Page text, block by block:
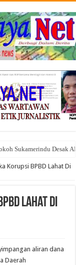
Sukamerindu Desak
Korupsi BPBD Lahat Di
Lahat Di
aliran dana
Daerah